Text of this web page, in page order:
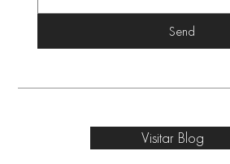
Send
Visitar Blog